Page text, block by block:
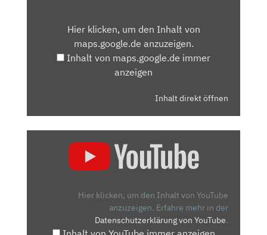
MAPS.GOOGLE.DEHier klicken, um den Inhalt von
maps.google.de anzuzeigen.
Inhalt von maps.google.de immer
anzeigen
Inhalt direkt öffnen
Hier klicken, um den Inhalt von YouTube
anzuzeigen. Erfahre mehr in der
Datenschutzerklärung von YouTube.